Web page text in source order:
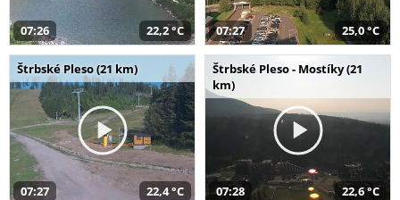
07:26 22,2 °C 07:27 25,0 °C
Štrbské Pleso (21 km)
07:27 22,4 °C
Štrbské Pleso - Mostíky (21
km)
07:28 22,6 °C